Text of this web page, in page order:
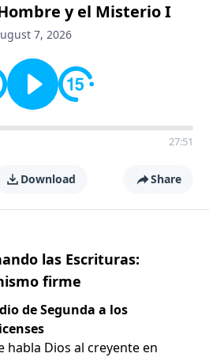
y el Misterio I
7, 2026
27:51
Download Share
las Escrituras:
firme
de Segunda a los
habla Dios al creyente en